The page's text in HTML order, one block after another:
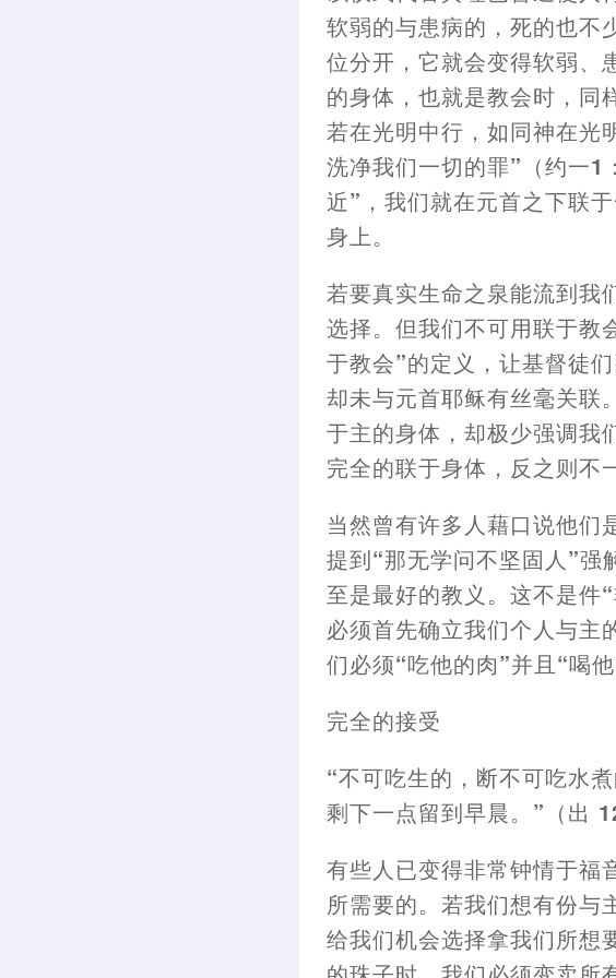
软弱的与患病的 ，死的也不
位分开 ，它就会变得软弱、
的身体 ，也就是教会时 ， 同
若在光明中行 ，如同神在光
洗净我们一切的罪” （约一1
近” ，我们就在元首之下联
身上。
若要真实生命之泉能流到我
选择。但我们不可用联于教
于教会”的定义 ，让基督徒
却未与元首耶稣有丝毫关联
于主的身体 ，却极少强调我
完全的联于身体 ， 反之则不
当然曾有许多人藉口说他们
提到“那无学问不坚固人”强
至是最好的教义。这不是件
必须首先确立我们个人与主
们必须“吃他的肉”并且“喝他
完全的接受
“不可吃生的 ， 断不可吃水
剩下一点留到早晨。” （出
有些人已变得非常钟情于福
所需要的。若我们想有份与
给我们机会选择拿我们所想